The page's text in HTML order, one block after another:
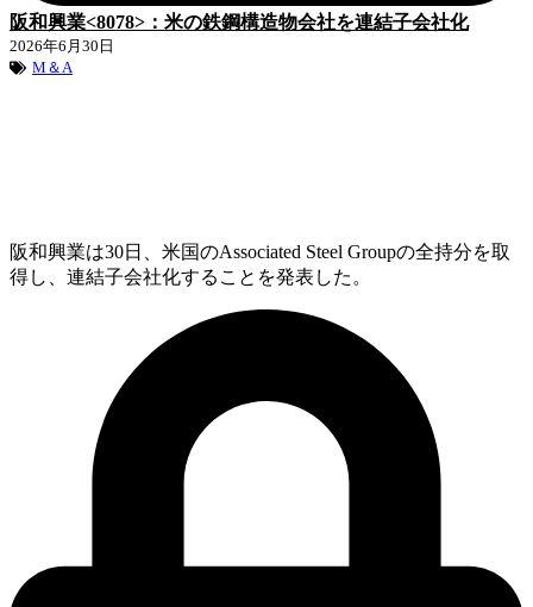
阪和興業<8078>：米の鉄鋼構造物会社を連結子会社化
2026年6月30日
M＆A
阪和興業は30日、米国のAssociated Steel Groupの全持分を取
得し、連結子会社化することを発表した。